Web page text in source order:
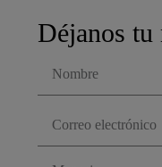
Déjanos tu